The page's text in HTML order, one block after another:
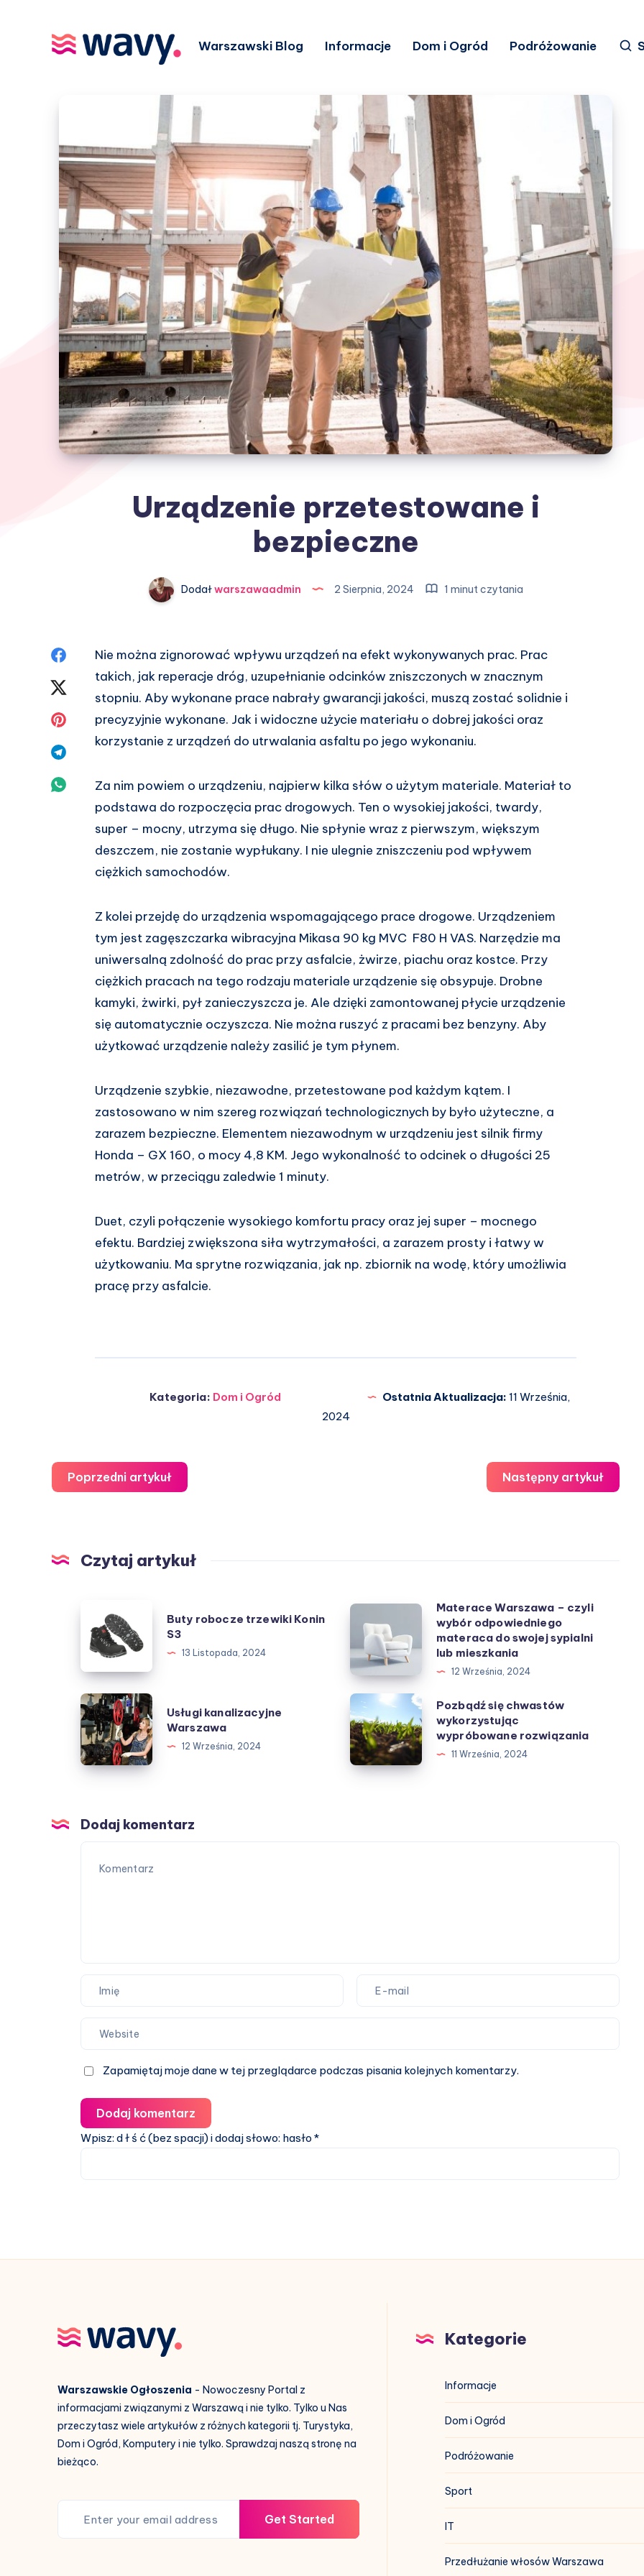
Warszawski Blog Informacje Dom i Ogród Podróżowanie
Urządzenie przetestowane i
bezpieczne
Dodałwarszawaadmin 2 Sierpnia, 2024 1 minut czytania
Share
Twitter
Share
Telegram
Share
Nie można zignorować wpływu urządzeń na efekt wykonywanych prac. Prac
takich, jak reperacje dróg, uzupełnianie odcinków zniszczonych w znacznym
stopniu. Aby wykonane prace nabrały gwarancji jakości, muszą zostać solidnie i
precyzyjnie wykonane. Jak i widoczne użycie materiału o dobrej jakości oraz
korzystanie z urządzeń do utrwalania asfaltu po jego wykonaniu.
Za nim powiem o urządzeniu, najpierw kilka słów o użytym materiale. Materiał to
podstawa do rozpoczęcia prac drogowych. Ten o wysokiej jakości, twardy,
super – mocny, utrzyma się długo. Nie spłynie wraz z pierwszym, większym
deszczem, nie zostanie wypłukany. I nie ulegnie zniszczeniu pod wpływem
ciężkich samochodów.
Z kolei przejdę do urządzenia wspomagającego prace drogowe. Urządzeniem
tym jest zagęszczarka wibracyjna Mikasa 90 kg MVC F80 H VAS. Narzędzie ma
uniwersalną zdolność do prac przy asfalcie, żwirze, piachu oraz kostce. Przy
ciężkich pracach na tego rodzaju materiale urządzenie się obsypuje. Drobne
kamyki, żwirki, pył zanieczyszcza je. Ale dzięki zamontowanej płycie urządzenie
się automatycznie oczyszcza. Nie można ruszyć z pracami bez benzyny. Aby
użytkować urządzenie należy zasilić je tym płynem.
Urządzenie szybkie, niezawodne, przetestowane pod każdym kątem. I
zastosowano w nim szereg rozwiązań technologicznych by było użyteczne, a
zarazem bezpieczne. Elementem niezawodnym w urządzeniu jest silnik firmy
Honda – GX 160, o mocy 4,8 KM. Jego wykonalność to odcinek o długości 25
metrów, w przeciągu zaledwie 1 minuty.
Duet, czyli połączenie wysokiego komfortu pracy oraz jej super – mocnego
efektu. Bardziej zwiększona siła wytrzymałości, a zarazem prosty i łatwy w
użytkowaniu. Ma sprytne rozwiązania, jak np. zbiornik na wodę, który umożliwia
pracę przy asfalcie.
Kategoria: Dom i Ogród Ostatnia Aktualizacja: 11 Września,
2024
Poprzedni artykuł Następny artykuł
Czytaj artykuł
robocze
trzewiki
Konin
S3
Buty robocze trzewiki Konin
S3
13 Listopada, 2024
Warszawa
–
czyli
wybór
odpowiedniego
materaca
do
swojej
Materace Warszawa – czyli
wybór odpowiedniego
materaca do swojej sypialni
lub mieszkania
12 Września, 2024
Usługi
kanalizacyjne
Warszawa
Usługi kanalizacyjne
Warszawa
12 Września, 2024
Pozbądź
się
chwastów
wykorzystując
Pozbądź się chwastów
wykorzystując
wypróbowane rozwiązania
11 Września, 2024
Dodaj komentarz
Zapamiętaj moje dane w tej przeglądarce podczas pisania kolejnych komentarzy.
Dodaj komentarz
Wpisz: d ł ś ć (bez spacji) i dodaj słowo: hasło *
Warszawskie Ogłoszenia - Nowoczesny Portal z
informacjami związanymi z Warszawą i nie tylko. Tylko u Nas
przeczytasz wiele artykułów z różnych kategorii tj. Turystyka,
Dom i Ogród, Komputery i nie tylko. Sprawdzaj naszą stronę na
bieżąco.
Get Started
Kategorie
Informacje
Dom i Ogród
Podróżowanie
Sport
IT
Przedłużanie włosów Warszawa